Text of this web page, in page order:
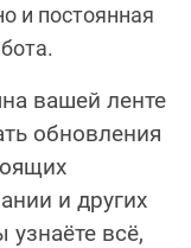
и постоянная
вашей ленте
обновления
и других
всё,